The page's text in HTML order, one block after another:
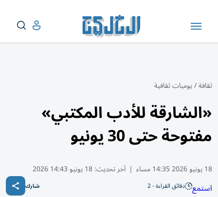
ثقافة/يوميات ثقافية
«الشارقة للأدب المكتبي»
مفتوحة حتى 30 يونيو
18 يونيو 2026 14:35 مساء | آخر تحديث:18 يونيو 14:43 2026
استمع دقائق القراءة - 2 شارك